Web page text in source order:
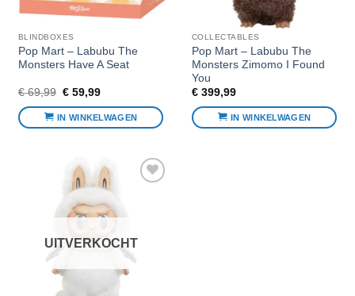
BLINDBOXES
Pop Mart – Labubu The
Monsters Have A Seat
€69,99 Oorspronkelijke
was:
€ 69,99.
€59,99Huidige
is:
€ 59,99.
IN WINKELWAGEN
COLLECTABLES
Pop Mart – Labubu The
Monsters Zimomo I Found
You
€399,99
IN WINKELWAGEN
favorieten
UITVERKOCHT